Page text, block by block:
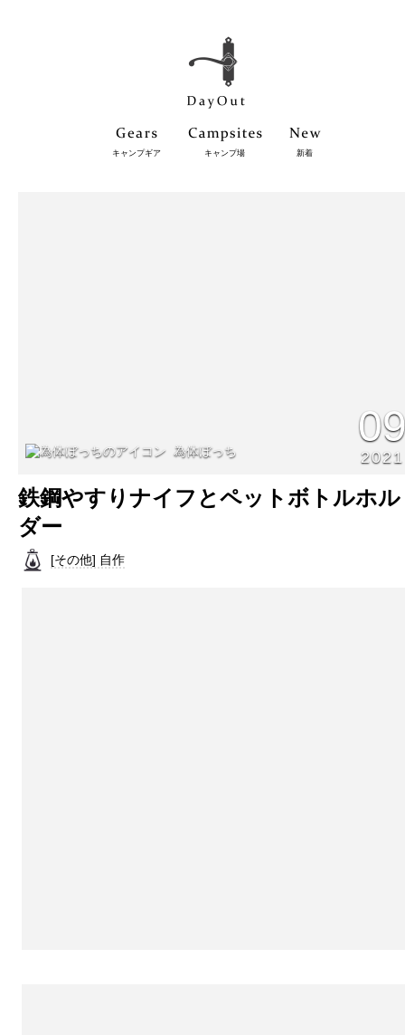
キャンプギア キャンプ場 新着
為体ぼっち 2021
鉄鋼やすりナイフとペットボトルホル
ダー
[その他] 自作